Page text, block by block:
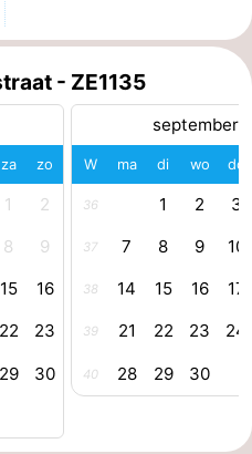
- ZE1135
za zo
1 2
8 9
15 16
22 23
29 30
september
W ma di wo do
36 1 2 3
37 7 8 9 10
38 14 15 16 17
39 21 22 23 24
40 28 29 30